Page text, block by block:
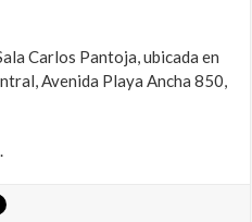
Carlos Pantoja, ubicada en
Avenida Playa Ancha 850,